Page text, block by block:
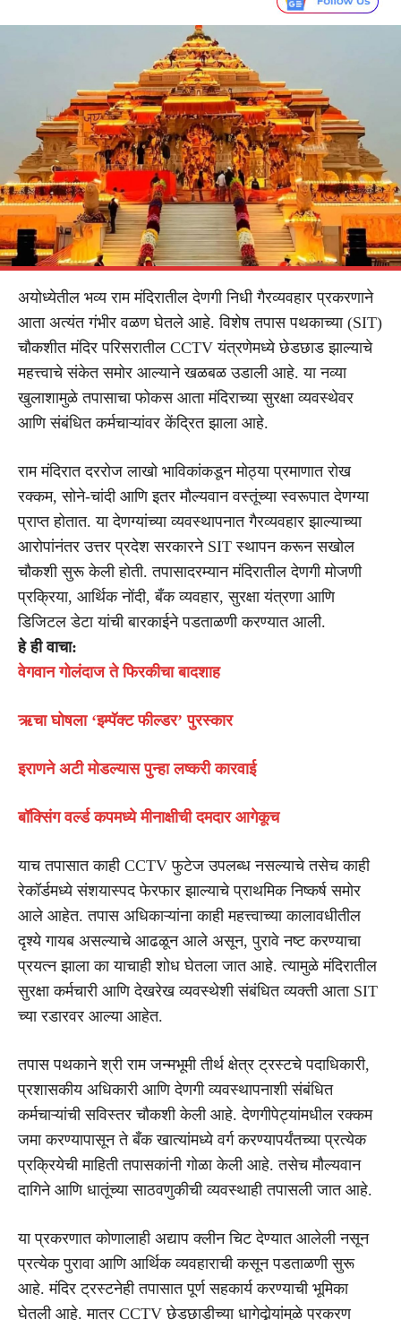
अयोध्येतील भव्य राम मंदिरातील देणगी निधी गैरव्यवहार प्रकरणाने
आता अत्यंत गंभीर वळण घेतले आहे. विशेष तपास पथकाच्या (SIT)
चौकशीत मंदिर परिसरातील CCTV यंत्रणेमध्ये छेडछाड झाल्याचे
महत्त्वाचे संकेत समोर आल्याने खळबळ उडाली आहे. या नव्या
खुलाशामुळे तपासाचा फोकस आता मंदिराच्या सुरक्षा व्यवस्थेवर
आणि संबंधित कर्मचाऱ्यांवर केंद्रित झाला आहे.
राम मंदिरात दररोज लाखो भाविकांकडून मोठ्या प्रमाणात रोख
रक्कम, सोने-चांदी आणि इतर मौल्यवान वस्तूंच्या स्वरूपात देणग्या
प्राप्त होतात. या देणग्यांच्या व्यवस्थापनात गैरव्यवहार झाल्याच्या
आरोपांनंतर उत्तर प्रदेश सरकारने SIT स्थापन करून सखोल
चौकशी सुरू केली होती. तपासादरम्यान मंदिरातील देणगी मोजणी
प्रक्रिया, आर्थिक नोंदी, बँक व्यवहार, सुरक्षा यंत्रणा आणि
डिजिटल डेटा यांची बारकाईने पडताळणी करण्यात आली.
हे ही वाचा:
वेगवान गोलंदाज ते फिरकीचा बादशाह
ऋचा घोषला ‘इम्पॅक्ट फील्डर’ पुरस्कार
इराणने अटी मोडल्यास पुन्हा लष्करी कारवाई
बॉक्सिंग वर्ल्ड कपमध्ये मीनाक्षीची दमदार आगेकूच
याच तपासात काही CCTV फुटेज उपलब्ध नसल्याचे तसेच काही
रेकॉर्डमध्ये संशयास्पद फेरफार झाल्याचे प्राथमिक निष्कर्ष समोर
आले आहेत. तपास अधिकाऱ्यांना काही महत्त्वाच्या कालावधीतील
दृश्ये गायब असल्याचे आढळून आले असून, पुरावे नष्ट करण्याचा
प्रयत्न झाला का याचाही शोध घेतला जात आहे. त्यामुळे मंदिरातील
सुरक्षा कर्मचारी आणि देखरेख व्यवस्थेशी संबंधित व्यक्ती आता SIT
च्या रडारवर आल्या आहेत.
तपास पथकाने श्री राम जन्मभूमी तीर्थ क्षेत्र ट्रस्टचे पदाधिकारी,
प्रशासकीय अधिकारी आणि देणगी व्यवस्थापनाशी संबंधित
कर्मचाऱ्यांची सविस्तर चौकशी केली आहे. देणगीपेट्यांमधील रक्कम
जमा करण्यापासून ते बँक खात्यांमध्ये वर्ग करण्यापर्यंतच्या प्रत्येक
प्रक्रियेची माहिती तपासकांनी गोळा केली आहे. तसेच मौल्यवान
दागिने आणि धातूंच्या साठवणुकीची व्यवस्थाही तपासली जात आहे.
या प्रकरणात कोणालाही अद्याप क्लीन चिट देण्यात आलेली नसून
प्रत्येक पुरावा आणि आर्थिक व्यवहाराची कसून पडताळणी सुरू
आहे. मंदिर ट्रस्टनेही तपासात पूर्ण सहकार्य करण्याची भूमिका
घेतली आहे. मात्र CCTV छेडछाडीच्या धागेदोर्‍यांमुळे प्रकरण